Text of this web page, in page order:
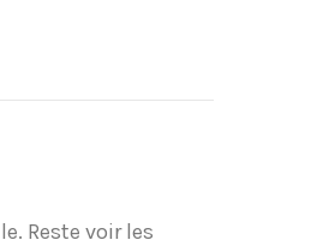
Reste voir les